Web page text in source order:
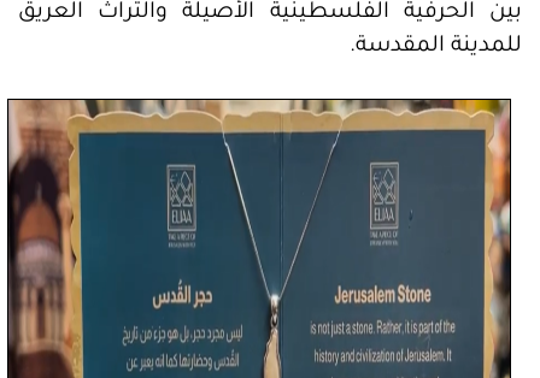
بين الحرفية الفلسطينية الأصيلة والتراث العريق
للمدينة المقدسة.